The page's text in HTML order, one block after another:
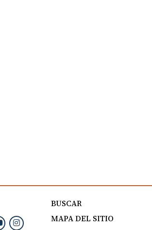
BUSCAR
MAPA DEL SITIO